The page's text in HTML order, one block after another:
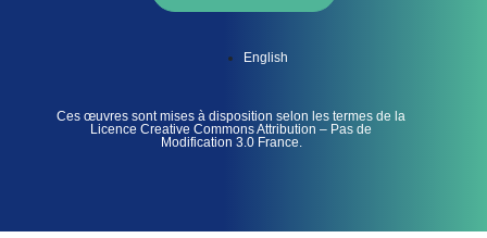
English
Ces œuvres sont mises à disposition selon les termes de la
Licence Creative Commons Attribution – Pas de
Modification 3.0 France.